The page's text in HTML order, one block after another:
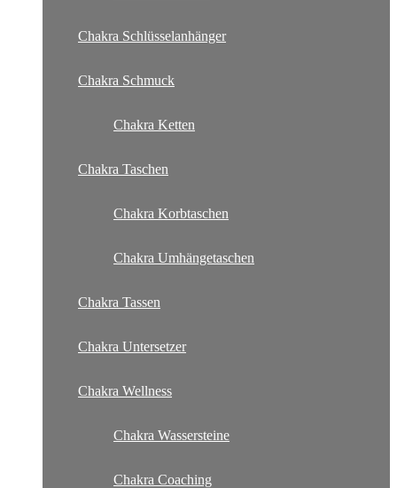
Chakra Schlüsselanhänger
Chakra Schmuck
Chakra Ketten
Chakra Taschen
Chakra Korbtaschen
Chakra Umhängetaschen
Chakra Tassen
Chakra Untersetzer
Chakra Wellness
Chakra Wassersteine
Chakra Coaching